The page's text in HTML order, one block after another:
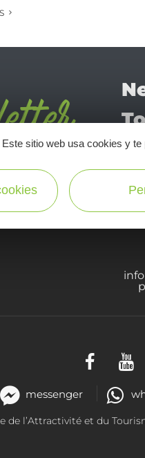
¡SUSCRÍBASE A
messenger
l’Attractivité et du
Este sitio web usa cookies y